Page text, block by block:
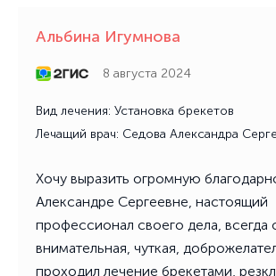
Альбина Игумнова
8 августа 2024
Вид лечения: Установка брекетов
Лечащий врач: Седова Александра
Хочу выразить огромную
Александре Сергеевне, настоящий
профессионал своего дела, всегда
внимательная, чуткая,
проходил лечение брекетами,